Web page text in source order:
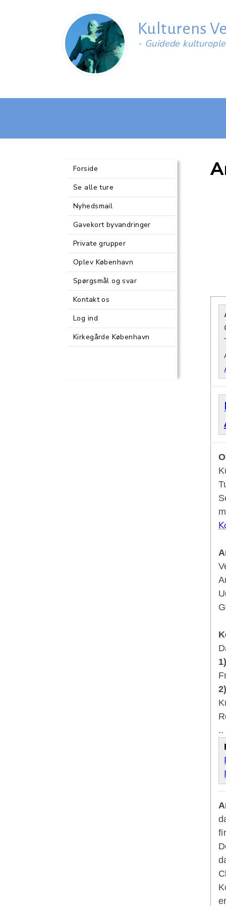
Kulturens
- Guidede
Forside
Se alle ture
Nyhedsmail
Gavekort byvandringer
Private grupper
Oplev København
Spørgsmål og svar
Kontakt os
Log ind
Kirkegårde København
1)
2)
..